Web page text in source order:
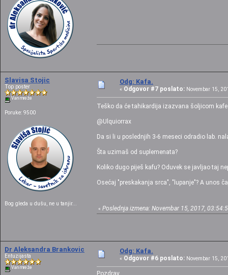
Slavisa Stojic
Top poster
Van mreže
Poruke: 9500
Bog gleda u dušu, ne u tanjir...
Odg: Kafa.
« Odgovor #7 poslato: Novembar 15,
Teško da će tahikardija izazvana šoljicom
@Ulquiorrax
Da si li u poslednjih 3-6 meseci odradio lab.
Šta uzimaš od suplemenata?
Koliko dugo piješ kafu? Oduvek se javljao taj
Osećaj "preskakanja srca", "lupanje"? A unos
« Poslednja izmena: Novembar 15, 2017,
Dr Aleksandra Brankovic
Entuzijasta
Van mreže
Odg: Kafa.
« Odgovor #6 poslato: Novembar 15,
Pozdrav,